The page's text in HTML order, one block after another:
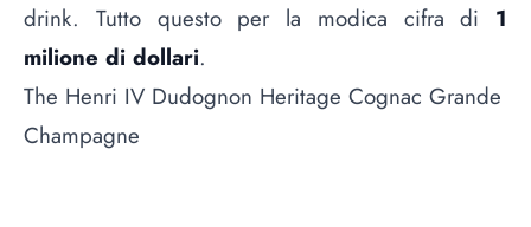
drink. Tutto questo per la modica cifra di 1
milione di dollari.
The Henri IV Dudognon Heritage Cognac Grande
Champagne